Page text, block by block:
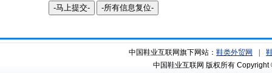
中国鞋业互联网旗下网站： 鞋类外贸网
中国鞋业互联网 版权所有 Copyright